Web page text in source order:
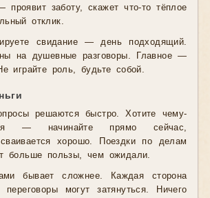
проявит заботу, скажет что-то тёплое
отклик.
свидание — день подходящий.
на душевные разговоры. Главное —
играйте роль, будьте собой.
решаются быстро. Хотите чему-
— начинайте прямо сейчас,
хорошо. Поездки по делам
больше пользы, чем ожидали.
бывает сложнее. Каждая сторона
переговоры могут затянуться. Ничего